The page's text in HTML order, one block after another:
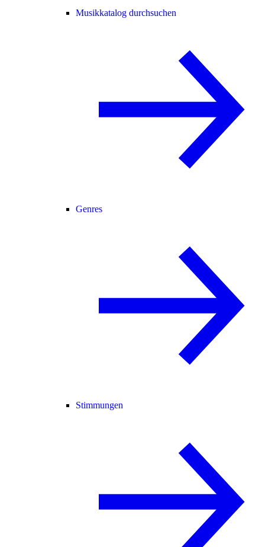
Musikkatalog durchsuchen
Genres
Stimmungen